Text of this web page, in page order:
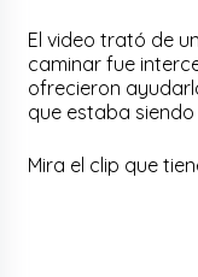
El video trató de
caminar fue
ofrecieron
que estaba siendo
Mira el clip que